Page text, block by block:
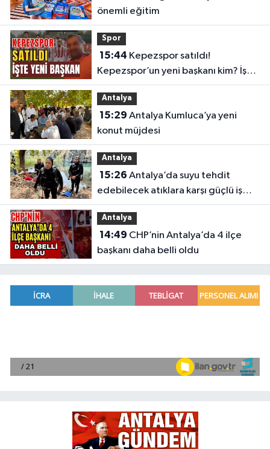
önemli eğitim
Spor
15:44
Kepezspor’un yeni başkanı kim? İşte
yeni başkan
Antalya
15:29
konut müjdesi
Antalya
15:26
edebilecek atıklara karşı güçlü iş
birliği
Antalya
14:49
başkanı daha belli oldu